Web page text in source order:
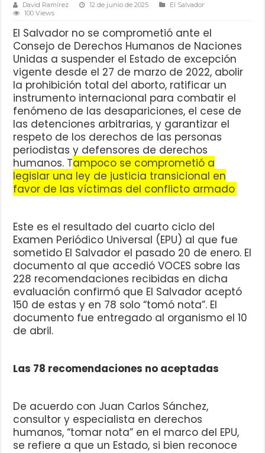
David Ramírez 12 de junio de 2025
El Salvador
100 Views
El Salvador no se comprometió ante el
Consejo de Derechos Humanos de Naciones
Unidas a suspender el Estado de excepción
vigente desde el 27 de marzo de 2022, abolir
la prohibición total del aborto, ratificar un
instrumento internacional para combatir el
fenómeno de las desapariciones, el cese de
las detenciones arbitrarias, y garantizar el
respeto de los derechos de las personas
periodistas y defensores de derechos
humanos. Tampoco se comprometió a
legislar una ley de justicia transicional en
favor de las víctimas del conflicto armado.
Este es el resultado del cuarto ciclo del
Examen Periódico Universal (EPU) al que fue
sometido El Salvador el pasado 20 de enero. El
documento al que accedió VOCES sobre las
228 recomendaciones recibidas en dicha
evaluación confirmó que El Salvador aceptó
150 de estas y en 78 solo “tomó nota”. El
documento fue entregado al organismo el 10
de abril.
Las 78 recomendaciones no aceptadas
De acuerdo con Juan Carlos Sánchez,
consultor y especialista en derechos
humanos, “tomar nota” en el marco del EPU,
se refiere a que un Estado, si bien reconoce